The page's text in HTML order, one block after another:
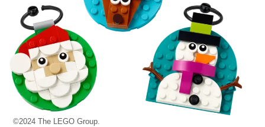
©2024 The LEGO Group.